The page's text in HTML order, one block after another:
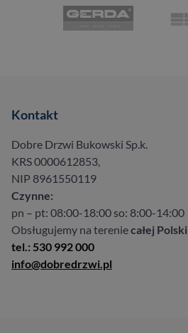
Kontakt
Dobre Drzwi Bukowski Sp.k.
KRS 0000612853,
NIP 8961550119
Czynne:
pn – pt: 08:00-18:00 so: 8:00-14:00
Obsługujemy na tereniecałej Polski
tel.: 530 992 000
info@dobredrzwi.pl